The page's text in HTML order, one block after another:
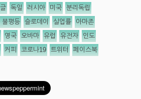
독일 러시아 미국 분리독립
불평등 슬로데이 실업률 아마존
영국 오바마 유럽 유전자 인도
커피 코로나19 트위터 페이스북